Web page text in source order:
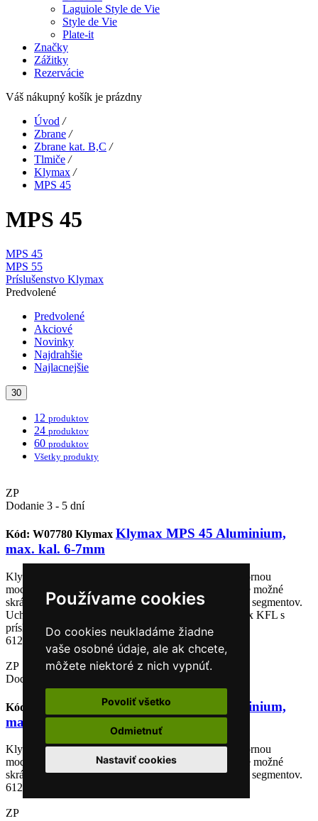
Používame cookies
Do cookies neukladáme žiadne
vaše osobné údaje, ale ak chcete,
môžete niektoré z nich vypnúť.
Povoliť všetko
Odmietnuť
Nastaviť cookies
Laguiole Style de Vie
Style de Vie
Plate-it
Značky
Zážitky
Rezervácie
Váš nákupný košík je prázdny
Úvod /
Zbrane /
Zbrane kat. B,C /
Tlmiče /
Klymax /
MPS 45
MPS 45
MPS 45
MPS 55
Príslušenstvo Klymax
Predvolené
Predvolené
Akciové
Novinky
Najdrahšie
Najlacnejšie
30
12 produktov
24 produktov
60 produktov
Všetky produkty
ZP
Dodanie 3 - 5 dní
Kód: W07780 Klymax Klymax MPS 45 Aluminium,
max. kal. 6-7mm
Klymax MPS 45 zaujme kompaktným dizajnom, výbornou
modularitou a veľmi dobrou redukciou hluku. Tlmič je možné
skrátiť alebo predĺžiť odobratím/pridaním jednotlivých segmentov.
Uchytenie sa realizuje pomocou úsťovej brzdy Klymax KFL s
príslušným závitom.
612,55 €
ZP
Dodanie 3 - 5 dní
Kód: W07779 KlymaxKlymax MPS 45 Aluminium,
max. kal. 6mm
Klymax MPS 45 zaujme kompaktným dizajnom, výbornou
modularitou a veľmi dobrou redukciou hluku. Tlmič je možné
skrátiť alebo predĺžiť odobratím/pridaním jednotlivých segmentov.
612,55 €
ZP